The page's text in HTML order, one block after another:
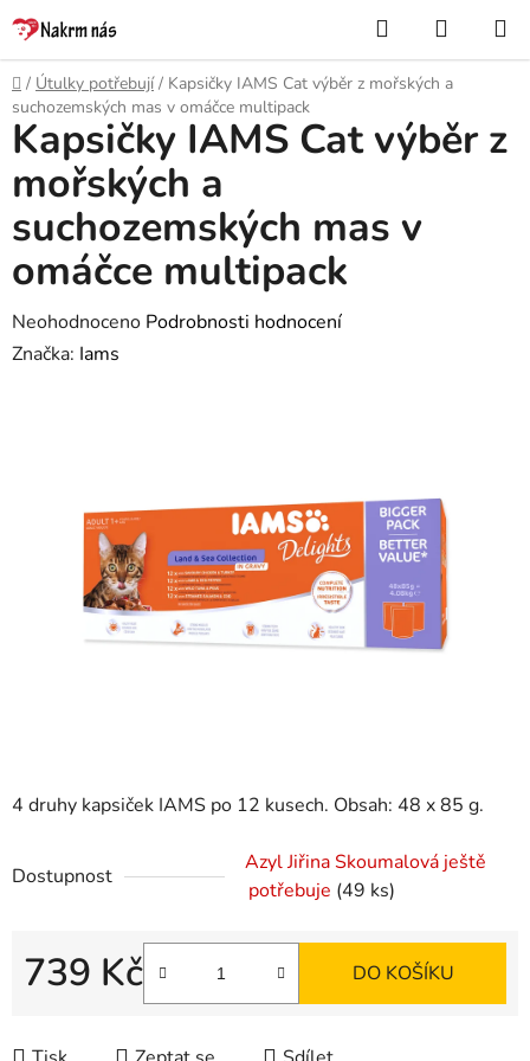
Přejít
na
obsah
Hledat
KOŠÍK
Domů
/ Útulky potřebují / Kapsičky IAMS Cat výběr z mořských a
suchozemských mas v omáčce multipack
4 druhy kapsiček IAMS po 12 kusech. Obsah: 48 x 85 g.
Dostupnost
Azyl Jiřina Skoumalová ještě
potřebuje (49 ks)
739 Kč DO KOŠÍKU
Kapsičky IAMS Cat výběr z
mořských a
suchozemských mas v
omáčce multipack
Průměrné
hodnocení
Neohodnoceno Podrobnosti hodnocení
Značka: Iams